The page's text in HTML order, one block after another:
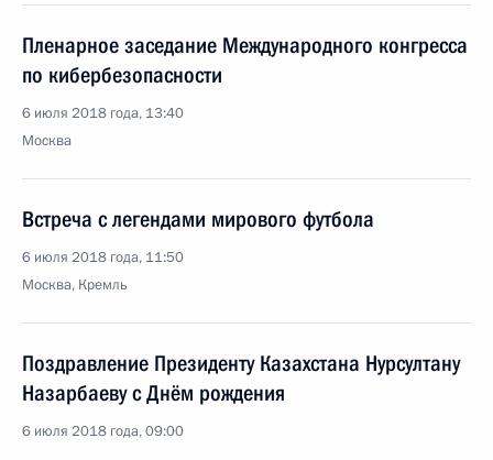
Пленарное заседание Международного конгресса
по кибербезопасности
6 июля 2018 года, 13:40
Москва
Встреча с легендами мирового футбола
6 июля 2018 года, 11:50
Москва, Кремль
Поздравление Президенту Казахстана Нурсултану
Назарбаеву с Днём рождения
6 июля 2018 года, 09:00